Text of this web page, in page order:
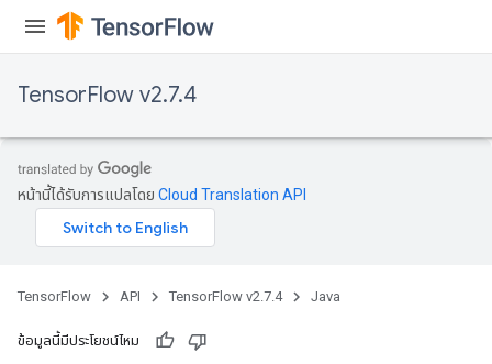
TensorFlow v2.7.4
หน้านี้ได้รับการแปลโดย Cloud Translation API
TensorFlow API TensorFlow v2.7.4 Java
ข้อมูลนี้มีประโยชน์ไหม